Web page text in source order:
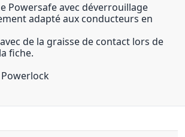
Powersafe avec déverrouillage
adapté aux conducteurs en
de la graisse de contact lors de
fiche.